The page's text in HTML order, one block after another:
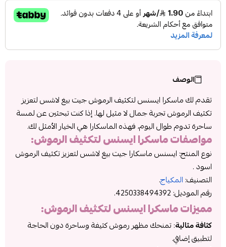
الوصف
تقدم لك ماسكرا ايسنس لتكثيف الرموش جيت بيغ لاشس لتعزيز
تكثيف الرموش تجربة جمال لا مثيل لها. إذا كنت تبحثين عن لمسة
ساحرة تدوم طوال اليوم، فهذه الماسكارا هي الخيار الأمثل لك.
مواصفاتماسكرا ايسنس لتكثيف الرموش:
نوع المنتج: ايسنس ماسكارا جيت بيغ لاشس لتعزيز تكثيف الرموش
اسود .
التصنيف: المكياج.
رقم الموديل: 4250338494392.
مميزاتماسكرا ايسنس لتكثيف الرموش:
كثافة مثالية: تمنحك مظهر رموش كثيفة وساحرة دون الحاجة
لتطبيق إضافي.